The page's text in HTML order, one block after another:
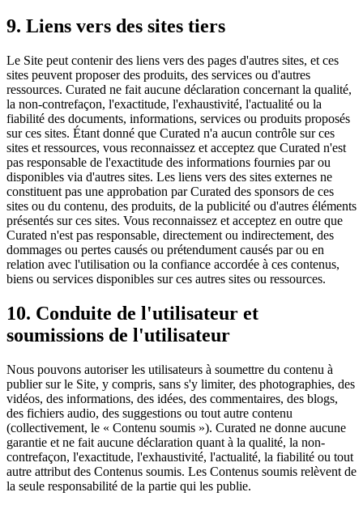
9. Liens vers des sites tiers
Le Site peut contenir des liens vers des pages d'autres sites, et ces
sites peuvent proposer des produits, des services ou d'autres
ressources. Curated ne fait aucune déclaration concernant la qualité,
la non-contrefaçon, l'exactitude, l'exhaustivité, l'actualité ou la
fiabilité des documents, informations, services ou produits proposés
sur ces sites. Étant donné que Curated n'a aucun contrôle sur ces
sites et ressources, vous reconnaissez et acceptez que Curated n'est
pas responsable de l'exactitude des informations fournies par ou
disponibles via d'autres sites. Les liens vers des sites externes ne
constituent pas une approbation par Curated des sponsors de ces
sites ou du contenu, des produits, de la publicité ou d'autres éléments
présentés sur ces sites. Vous reconnaissez et acceptez en outre que
Curated n'est pas responsable, directement ou indirectement, des
dommages ou pertes causés ou prétendument causés par ou en
relation avec l'utilisation ou la confiance accordée à ces contenus,
biens ou services disponibles sur ces autres sites ou ressources.
10. Conduite de l'utilisateur et
soumissions de l'utilisateur
Nous pouvons autoriser les utilisateurs à soumettre du contenu à
publier sur le Site, y compris, sans s'y limiter, des photographies, des
vidéos, des informations, des idées, des commentaires, des blogs,
des fichiers audio, des suggestions ou tout autre contenu
(collectivement, le « Contenu soumis »). Curated ne donne aucune
garantie et ne fait aucune déclaration quant à la qualité, la non-
contrefaçon, l'exactitude, l'exhaustivité, l'actualité, la fiabilité ou tout
autre attribut des Contenus soumis. Les Contenus soumis relèvent de
la seule responsabilité de la partie qui les publie.